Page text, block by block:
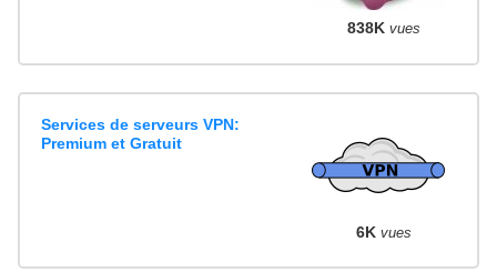
838K vues
Services de serveurs VPN:
Premium et Gratuit
6K vues